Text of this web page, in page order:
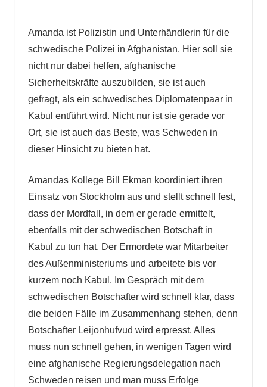
Amanda ist Polizistin und Unterhändlerin für die
schwedische Polizei in Afghanistan. Hier soll sie
nicht nur dabei helfen, afghanische
Sicherheitskräfte auszubilden, sie ist auch
gefragt, als ein schwedisches Diplomatenpaar in
Kabul entführt wird. Nicht nur ist sie gerade vor
Ort, sie ist auch das Beste, was Schweden in
dieser Hinsicht zu bieten hat.
Amandas Kollege Bill Ekman koordiniert ihren
Einsatz von Stockholm aus und stellt schnell fest,
dass der Mordfall, in dem er gerade ermittelt,
ebenfalls mit der schwedischen Botschaft in
Kabul zu tun hat. Der Ermordete war Mitarbeiter
des Außenministeriums und arbeitete bis vor
kurzem noch Kabul. Im Gespräch mit dem
schwedischen Botschafter wird schnell klar, dass
die beiden Fälle im Zusammenhang stehen, denn
Botschafter Leijonhufvud wird erpresst. Alles
muss nun schnell gehen, in wenigen Tagen wird
eine afghanische Regierungsdelegation nach
Schweden reisen und man muss Erfolge